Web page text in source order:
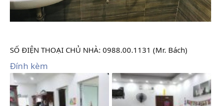
SỐ ĐIỆN THOẠI CHỦ NHÀ: 0988.00.1131 (Mr. Bách)
Đính kèm